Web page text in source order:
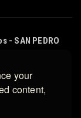
your
content,
- SAN PEDRO